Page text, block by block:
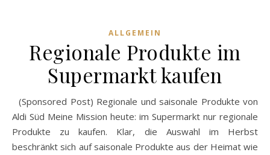
ALLGEMEIN
Regionale Produkte im
Supermarkt kaufen
(Sponsored Post) Regionale und saisonale Produkte von
Aldi Süd Meine Mission heute: im Supermarkt nur regionale
Produkte zu kaufen. Klar, die Auswahl im Herbst
beschränkt sich auf saisonale Produkte aus der Heimat wie